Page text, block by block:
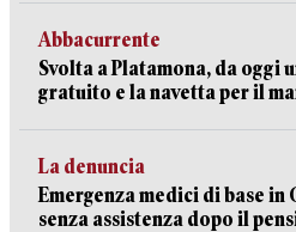
Abbacurrente
Svolta a Platamona, da oggi
gratuito e la navetta per il
La denuncia
Emergenza medici di base in
senza assistenza dopo il